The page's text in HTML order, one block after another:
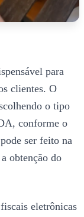
para
clientes. O
o tipo
conforme o
ser feito na
obtenção do
eletrônicas